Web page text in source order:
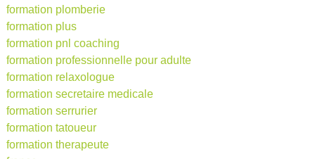
formation plomberie
formation plus
formation pnl coaching
formation professionnelle pour adulte
formation relaxologue
formation secretaire medicale
formation serrurier
formation tatoueur
formation therapeute